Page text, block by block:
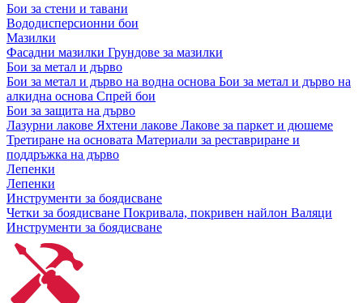
Бои за стени и тавани
Вододисперсионни бои
Мазилки
Фасадни мазилки Грундове за мазилки
Бои за метал и дърво
Бои за метал и дърво на водна основа Бои за метал и дърво на
алкидна основа Спрей бои
Бои за защита на дърво
Лазурни лакове Яхтени лакове Лакове за паркет и дюшеме
Третиране на основата Материали за реставриране и
поддръжка на дърво
Лепенки
Лепенки
Инструменти за боядисване
Четки за боядисване Покривала, покривен найлон Валяци
Инструменти за боядисване